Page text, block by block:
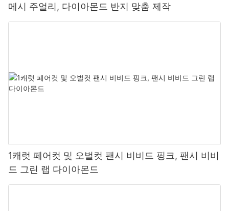
메시 주얼리, 다이아몬드 반지 맞춤 제작
1캐럿 페어컷 및 오벌컷 팬시 비비드 핑크, 팬시 비비
드 그린 랩 다이아몬드